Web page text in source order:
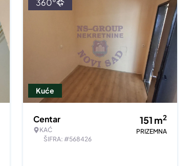
Kuće
360°
Centar
KAĆ
ŠIFRA: #568426
151 m2
PRIZEMNA